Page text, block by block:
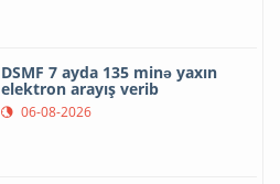
DSMF 7 ayda 135 minə yaxın
elektron arayış verib
06-08-2026